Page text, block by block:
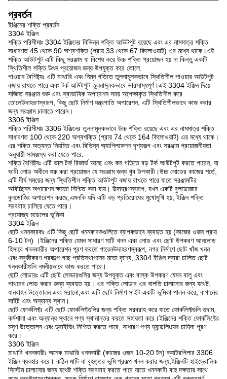
প্রবর্তন
ইঞ্জিনের শক্তি প্রবর্তন
3304 ইঞ্জিন
শক্তি পরিসীমাঃ 3304 ইঞ্জিনের বিভিন্ন শক্তি আউটপুট রয়েছে এবং এর নামমাত্র শক্তি
সাধারণত 45 থেকে 90 অশ্বশক্তি (প্রায় 33 থেকে 67 কিলোওয়াট) এর মধ্যে থাকে।এই
শক্তি আউটপুট এটি কিছু সরঞ্জাম যা বিশেষ করে উচ্চ শক্তি প্রয়োজন হয় না কিন্তু একটি
স্থিতিশীল শক্তি উৎস প্রয়োজন জন্য উপযুক্ত করে তোলে.
পাওয়ার বৈশিষ্ট্যঃ এটি মাঝারি এবং নিম্ন গতিতে তুলনামূলকভাবে স্থিতিশীল পাওয়ার আউটপুট
বজায় রাখতে পারে এবং টর্ক আউটপুট তুলনামূলকভাবে ভারসাম্যপূর্ণ।এই 3304 ইঞ্জিন দিয়ে
সজ্জিত সরঞ্জাম শুরু এবং স্বাভাবিক অপারেশন সময় অপেক্ষাকৃত স্থিতিশীল করে
তোলেউদাহরণস্বরূপ, কিছু ছোট নির্মাণ যন্ত্রপাতি অপারেশন, এটি স্থিতিশীলভাবে কাজ করার
জন্য সরঞ্জাম চালাতে পারেন।
3306 ইঞ্জিন
শক্তি পরিসীমাঃ 3306 ইঞ্জিনের তুলনামূলকভাবে উচ্চ শক্তি রয়েছে এবং এর নামমাত্র শক্তি
সাধারণত 100 থেকে 220 অশ্বশক্তি (প্রায় 74 থেকে 164 কিলোওয়াট) এর মধ্যে থাকে।
এর শক্তি অত্যন্ত নিয়মিত এবং বিভিন্ন অ্যাপ্লিকেশন দৃশ্যকল্প এবং সরঞ্জাম প্রয়োজনীয়তা
অনুযায়ী সামঞ্জস্য করা যেতে পারে.
শক্তি বৈশিষ্ট্যঃ এটি ভাল টর্ক রিজার্ভ আছে এবং কম গতিতে বড় টর্ক আউটপুট করতে পারেন, যা
ভারী লোড অধীনে শুরু করা প্রয়োজন যে সরঞ্জাম জন্য খুব উপকারী।উচ্চ লোডের কাজের শর্তে,
এটি দীর্ঘ সময়ের জন্য স্থিতিশীল শক্তি আউটপুট বজায় রাখতে পারে যাতে সরঞ্জামটির
অবিচ্ছিন্ন অপারেশন ক্ষমতা নিশ্চিত করা যায়। উদাহরণস্বরূপ, যখন একটি বুলডোজার
বুলডোজিং অপারেশন করছে,এমনকি যদি এটি বড় প্রতিরোধের মুখোমুখি হয়, ইঞ্জিন শক্তি
সরবরাহ চালিয়ে যেতে পারে।
প্রযোজ্য মডেলের ভূমিকা
3304 ইঞ্জিন
ছোট খননকারকঃ এটি কিছু ছোট খননকারকগুলিতে ব্যাপকভাবে ব্যবহৃত হয় (কাজের ওজন প্রায়
6-10 টন) ।ইঞ্জিনের শক্তি যেমন সাধারণ মাটি খনন এবং লোড এবং ছোট উপকরণ আনলোড
হিসাবে খননকারীর অপারেশন পূরণ করতে পারেনউদাহরণস্বরূপ, নগর নির্মাণে ছোট খাঁজ খনন
এবং সবুজীকরণ প্রকল্পে গাছ প্রতিস্থাপনের মতো দৃশ্যে, 3304 ইঞ্জিন দ্বারা চালিত ছোট
খননকারীগুলি নমনীয়ভাবে কাজ করতে পারে।
ছোট লোডারঃ এটি ছোট লোডারগুলির জন্য উপযুক্ত এবং বাল্ক উপকরণ যেমন বালু এবং
পাথরের লোড করার জন্য ব্যবহৃত হয়। এর শক্তি লোডার এর বালতি চালানোর জন্য যথেষ্ট,
যানবাহন উত্তোলন এবং সরানো,এবং এটি ছোট নির্মাণ সাইট একটি ভূমিকা পালন করে, বাগানের
সাইট এবং অন্যান্য স্থান।
ছোট ফোর্কলিফ্টঃ এটি ছোট ফোর্কলিফ্টগুলির জন্য শক্তি সরবরাহ করে যাতে ফোর্কলিফ্টগুলি গুদাম,
কর্মশালা এবং অন্যান্য স্থানে পণ্য স্থানান্তর করতে সহায়তা করে।ইঞ্জিনের শক্তি ফোর্কলিফ্টের
মসৃণ উত্তোলন এবং ড্রাইভিং নিশ্চিত করতে পারে, সাধারণ পণ্য হ্যান্ডলিংয়ের চাহিদা পূরণ
করে।
3306 ইঞ্জিন
মাঝারি খননকারীঃ অনেক মাঝারি খননকারী (কাজের ওজন 10-20 টন) ক্যাটরপিলার 3306
ইঞ্জিন ব্যবহার করে। কঠিন মাটি বা বৃহত্তর ভূমি প্রকল্প খনন করার জন্য,ইঞ্জিনটি হাইড্রোলিক
সিস্টেম চালানোর জন্য যথেষ্ট শক্তি সরবরাহ করতে পারে যাতে খননকারী বাহু দক্ষতার সাথে